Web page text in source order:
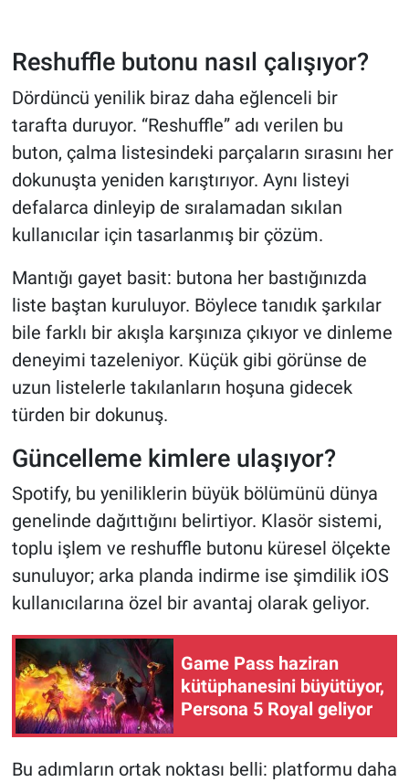
Reshuffle butonu nasıl çalışıyor?
Dördüncü yenilik biraz daha eğlenceli bir
tarafta duruyor. “Reshuffle” adı verilen bu
buton, çalma listesindeki parçaların sırasını her
dokunuşta yeniden karıştırıyor. Aynı listeyi
defalarca dinleyip de sıralamadan sıkılan
kullanıcılar için tasarlanmış bir çözüm.
Mantığı gayet basit: butona her bastığınızda
liste baştan kuruluyor. Böylece tanıdık şarkılar
bile farklı bir akışla karşınıza çıkıyor ve dinleme
deneyimi tazeleniyor. Küçük gibi görünse de
uzun listelerle takılanların hoşuna gidecek
türden bir dokunuş.
Güncelleme kimlere ulaşıyor?
Spotify, bu yeniliklerin büyük bölümünü dünya
genelinde dağıttığını belirtiyor. Klasör sistemi,
toplu işlem ve reshuffle butonu küresel ölçekte
sunuluyor; arka planda indirme ise şimdilik iOS
kullanıcılarına özel bir avantaj olarak geliyor.
Game Pass haziran
kütüphanesini büyütüyor,
Persona 5 Royal geliyor
Bu adımların ortak noktası belli: platformu daha